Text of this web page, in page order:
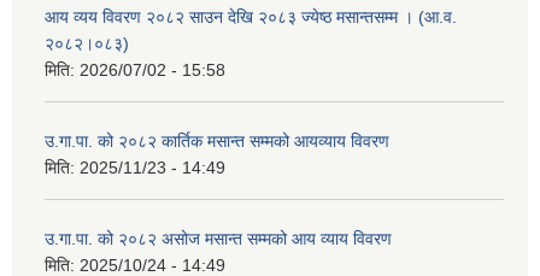
आय व्यय विवरण २०८२ साउन देखि २०८३ ज्येष्ठ मसान्तसम्म । (आ.व.
२०८२।०८३)
मिति: 2026/07/02 - 15:58
उ.गा.पा. को २०८२ कार्तिक मसान्त सम्मको आयव्याय विवरण
मिति: 2025/11/23 - 14:49
उ.गा.पा. को २०८२ असोज मसान्त सम्मको आय व्याय विवरण
मिति: 2025/10/24 - 14:49